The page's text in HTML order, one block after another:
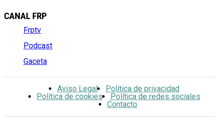
CANAL FRP
Frptv
Podcast
Gaceta
Aviso Legal
Política de privacidad
Política de cookies
Política de redes sociales
Contacto